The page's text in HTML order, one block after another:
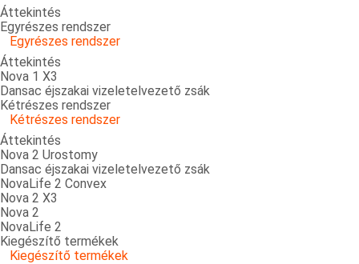
Áttekintés
Egyrészes rendszer
Egyrészes rendszer
Áttekintés
Nova 1 X3
Dansac éjszakai vizeletelvezető zsák
Kétrészes rendszer
Kétrészes rendszer
Áttekintés
Nova 2 Urostomy
Dansac éjszakai vizeletelvezető zsák
NovaLife 2 Convex
Nova 2 X3
Nova 2
NovaLife 2
Kiegészítő termékek
Kiegészítő termékek